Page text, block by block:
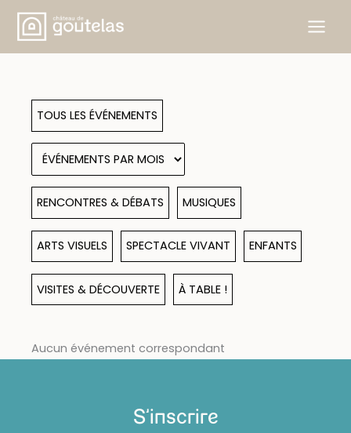
Aller
contenu
TOUS LES ÉVÉNEMENTS
RENCONTRES & DÉBATS MUSIQUES
ARTS VISUELS SPECTACLE VIVANT ENFANTS
VISITES & DÉCOUVERTE À TABLE !
Aucun événement correspondant
S'inscrire